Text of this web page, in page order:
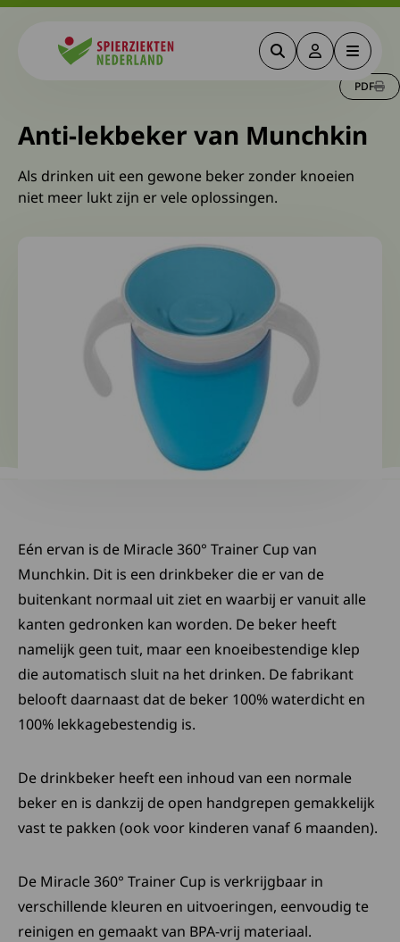
ZoekenDeze link
Menu
PDF
Anti-lekbeker van Munchkin
Als drinken uit een gewone beker zonder knoeien
niet meer lukt zijn er vele oplossingen.
Eén ervan is de Miracle 360° Trainer Cup van
Munchkin. Dit is een drinkbeker die er van de
buitenkant normaal uit ziet en waarbij er vanuit alle
kanten gedronken kan worden. De beker heeft
namelijk geen tuit, maar een knoeibestendige klep
die automatisch sluit na het drinken. De fabrikant
belooft daarnaast dat de beker 100% waterdicht en
100% lekkagebestendig is.
De drinkbeker heeft een inhoud van een normale
beker en is dankzij de open handgrepen gemakkelijk
vast te pakken (ook voor kinderen vanaf 6 maanden).
De Miracle 360° Trainer Cup is verkrijgbaar in
verschillende kleuren en uitvoeringen, eenvoudig te
reinigen en gemaakt van BPA-vrij materiaal.